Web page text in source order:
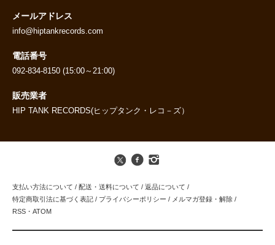
メールアドレス
info@hiptankrecords.com
電話番号
092-834-8150 (15:00～21:00)
販売業者
HIP TANK RECORDS(ヒップタンク・レコ－ズ）
支払い方法について / 配送・送料について / 返品について /
特定商取引法に基づく表記 / プライバシーポリシー / メルマガ登録・解除 /
RSS ・ ATOM